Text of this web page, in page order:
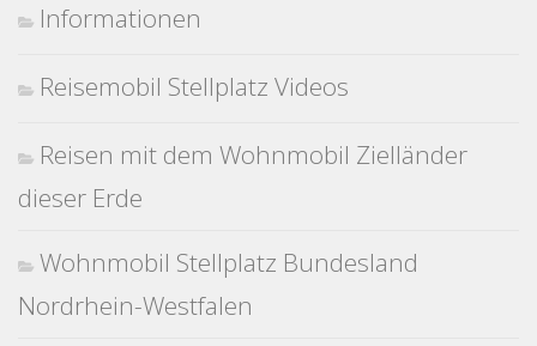
Informationen
Reisemobil Stellplatz Videos
Reisen mit dem Wohnmobil Zielländer
dieser Erde
Wohnmobil Stellplatz Bundesland
Nordrhein-Westfalen